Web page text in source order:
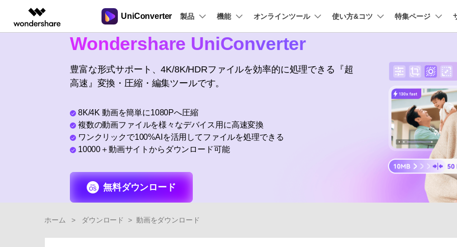
製品
AI動画・画像・音楽ジェネレーター
オールインワンAI生成プラットフォーム
作図＆製図
EdrawMax
EdrawMind
マインドマップソフト
PDF編集 データ
データ復
Repairit
動画・写
Dr.Fone
スマート
スマホ
子供の
法人・教育・パートナー
概要
法人向け
学生・教員向け
パートナープログ
ラム
ソリューション
PDF ソリューション
PDFelement
作図＆製図 動画編集＆変換
UniConverter
企業情報 プラン＆価格
UniConverter 製品
UniConverter-動画変換ソフト
機能
音声をテキストに
音声ファイルや動画ファイルを正
確かつ便利にテキストに変換
動画変換
【簡単】複数の動画ファイルを
様々なデバイス用に高速変換
AI 画像補正 >
シーン検出 >
>
透かし編集 >
ボイスチェンジャー
オンラインツール
オンライン動画圧縮ツール
オンライン動画変換ツール
動画・音声・画像の無料変換
Hot
使い方&コツ
操作ガイド
Windowsユーザー向け
ガイドビデオ
特集ページ
多機能ビデオ処理ソフト
Wondershare UniConverter
豊富な形式サポート、4K/8K/HDRファイルを効率的に処理できる『超
高速』変換・圧縮・編集ツールです。
8K/4K 動画を簡単に1080Pへ圧縮
複数の動画ファイルを様々なデバイス用に高速変換
ワンクリックで100%AIを活用してファイルを処理できる
10000＋動画サイトからダウンロード可能
無料ダウンロード
ホーム > ダウンロード > 動画をダウンロード